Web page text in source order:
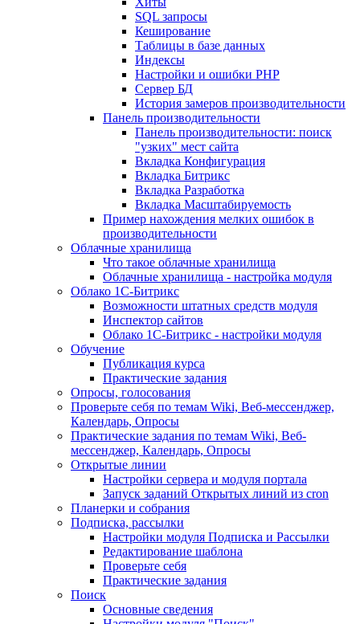
SQL запросы
Кеширование
Таблицы в базе данных
Индексы
Настройки и ошибки PHP
Сервер БД
История замеров производительности
Панель производительности
Панель производительности: поиск
"узких" мест сайта
Вкладка Конфигурация
Вкладка Битрикс
Вкладка Разработка
Вкладка Масштабируемость
Пример нахождения мелких ошибок в
производительности
Облачные хранилища
Что такое облачные хранилища
Облачные хранилища - настройка модуля
Облако 1С-Битрикс
Возможности штатных средств модуля
Инспектор сайтов
Облако 1С-Битрикс - настройки модуля
Обучение
Публикация курса
Практические задания
Опросы, голосования
Проверьте себя по темам Wiki, Веб-мессенджер,
Календарь, Опросы
Практические задания по темам Wiki, Веб-
мессенджер, Календарь, Опросы
Открытые линии
Настройки сервера и модуля портала
Запуск заданий Открытых линий из cron
Планерки и собрания
Подписка, рассылки
Настройки модуля Подписка и Рассылки
Редактирование шаблона
Проверьте себя
Практические задания
Поиск
Основные сведения